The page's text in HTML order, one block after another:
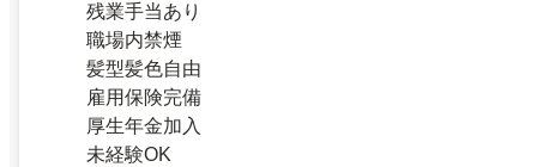
残業手当あり
職場内禁煙
髪型髪色自由
雇用保険完備
厚生年金加入
未経験OK